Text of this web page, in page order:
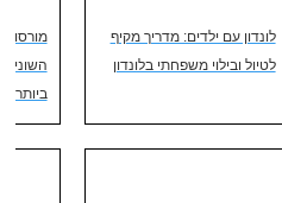
לונדון עם ילדים: מדריך מקיף
לטיול ובילוי משפחתי בלונדון
מורסו:
ביותר